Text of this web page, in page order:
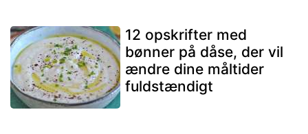
12 opskrifter med
bønner på dåse, der vil
ændre dine måltider
fuldstændigt